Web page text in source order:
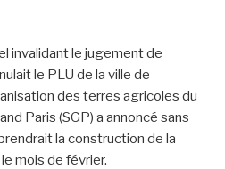
invalidant le jugement de
le PLU de la ville de
des terres agricoles du
Paris (SGP) a annoncé sans
la construction de la
mois de février.